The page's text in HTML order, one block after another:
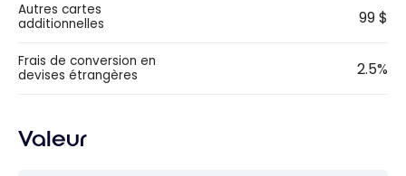
Autres cartes
additionnelles
99 $
Frais de conversion en
devises étrangères
2.5%
Valeur